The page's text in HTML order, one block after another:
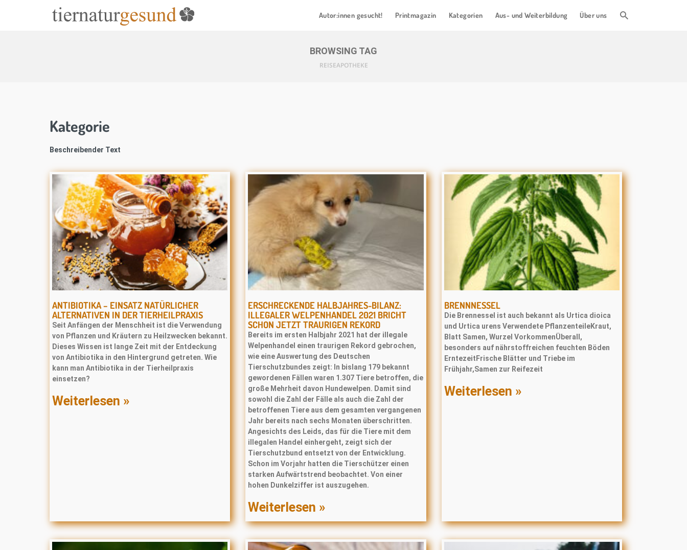
Autor:innen gesucht! Printmagazin Kategorien Aus- und Weiterbildung Über uns
BROWSING TAG
REISEAPOTHEKE
Kategorie
Beschreibender Text
ANTIBIOTIKA – EINSATZ NATÜRLICHER
ALTERNATIVEN IN DER TIERHEILPRAXIS
Seit Anfängen der Menschheit ist die Verwendung
von Pﬂanzen und Kräutern zu Heilzwecken bekannt.
Dieses Wissen ist lange Zeit mit der Entdeckung
von Antibiotika in den Hintergrund getreten. Wie
kann man Antibiotika in der Tierheilpraxis
einsetzen?
Weiterlesen »
ERSCHRECKENDE HALBJAHRES-BILANZ:
ILLEGALER WELPENHANDEL 2021 BRICHT
SCHON JETZT TRAURIGEN REKORD
Bereits im ersten Halbjahr 2021 hat der illegale
Welpenhandel einen traurigen Rekord gebrochen,
wie eine Auswertung des Deutschen
Tierschutzbundes zeigt: In bislang 179 bekannt
gewordenen Fällen waren 1.307 Tiere betroffen, die
große Mehrheit davon Hundewelpen. Damit sind
sowohl die Zahl der Fälle als auch die Zahl der
betroffenen Tiere aus dem gesamten vergangenen
Jahr bereits nach sechs Monaten überschritten.
Angesichts des Leids, das für die Tiere mit dem
illegalen Handel einhergeht, zeigt sich der
Tierschutzbund entsetzt von der Entwicklung.
Schon im Vorjahr hatten die Tierschützer einen
starken Aufwärtstrend beobachtet. Von einer
hohen Dunkelziffer ist auszugehen.
Weiterlesen »
BRENNNESSEL
Die Brennessel ist auch bekannt als Urtica dioica
und Urtica urens Verwendete PflanzenteileKraut,
Blatt Samen, Wurzel VorkommenÜberall,
besonders auf nährstoffreichen feuchten Böden
ErntezeitFrische Blätter und Triebe im
Frühjahr,Samen zur Reifezeit
Weiterlesen »